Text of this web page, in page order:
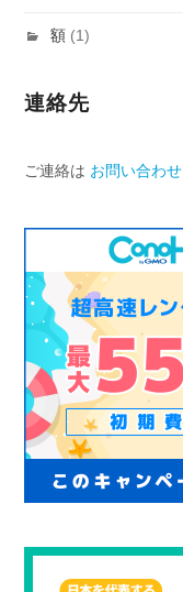
額 (1)
連絡先
ご連絡は お問い合わせ